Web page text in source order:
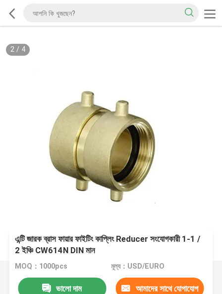
2/ 4
এন্টি জারক ব্রাস ফায়ার ফাইটিং কাপ্লিং Reducer সংযোগকারী 1-1 /
2 ইঞ্চি CW614N DIN মান
MOQ：1000pcs মূল্য：USD/EURO
ভালো দাম আমাদের সাথে যোগাযোগ